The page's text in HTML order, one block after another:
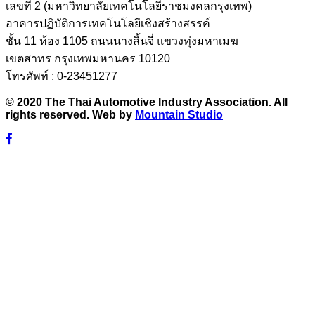
เลขที่ 2 (มหาวิทยาลัยเทคโนโลยีราชมงคลกรุงเทพ)
อาคารปฏิบัติการเทคโนโลยีเชิงสร้างสรรค์
ชั้น 11 ห้อง 1105 ถนนนางลิ้นจี่ แขวงทุ่งมหาเมฆ
เขตสาทร กรุงเทพมหานคร 10120
โทรศัพท์ : 0-23451277
© 2020 The Thai Automotive Industry Association. All
rights reserved. Web by Mountain Studio